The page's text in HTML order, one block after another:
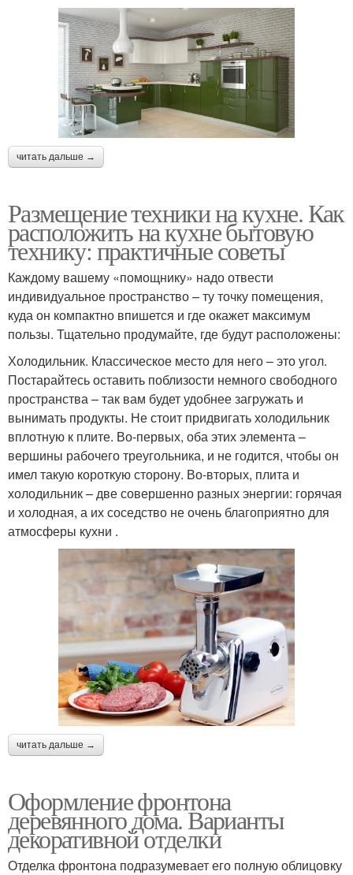
читать дальше →
Размещение техники на кухне. Как
расположить на кухне бытовую
технику: практичные советы
Каждому вашему «помощнику» надо отвести
индивидуальное пространство – ту точку помещения,
куда он компактно впишется и где окажет максимум
пользы. Тщательно продумайте, где будут расположены:
Холодильник. Классическое место для него – это угол.
Постарайтесь оставить поблизости немного свободного
пространства – так вам будет удобнее загружать и
вынимать продукты. Не стоит придвигать холодильник
вплотную к плите. Во-первых, оба этих элемента –
вершины рабочего треугольника, и не годится, чтобы он
имел такую короткую сторону. Во-вторых, плита и
холодильник – две совершенно разных энергии: горячая
и холодная, а их соседство не очень благоприятно для
атмосферы кухни .
читать дальше →
Оформление фронтона
деревянного дома. Варианты
декоративной отделки
Отделка фронтона подразумевает его полную облицовку